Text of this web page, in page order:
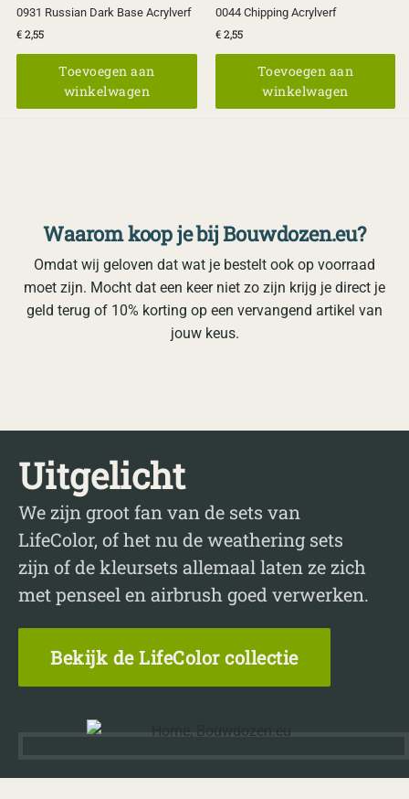
0931 Russian Dark Base Acrylverf
€2,55
Toevoegen aan
winkelwagen
0044 Chipping Acrylverf
€2,55
Toevoegen aan
winkelwagen
Waarom koop je bij Bouwdozen.eu?
Omdat wij geloven dat wat je bestelt ook op voorraad
moet zijn. Mocht dat een keer niet zo zijn krijg je direct je
geld terug of 10% korting op een vervangend artikel van
jouw keus.
Uitgelicht
We zijn groot fan van de sets van
LifeColor, of het nu de weathering sets
zijn of de kleursets allemaal laten ze zich
met penseel en airbrush goed verwerken.
Bekijk de LifeColor collectie